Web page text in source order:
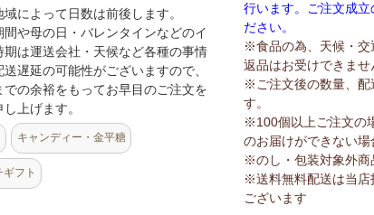
によって日数は前後します。
や母の日・バレンタインなどのイ
期は運送会社・天候など各種の事情
送遅延の可能性がございますので、
での余裕をもってお早目のご注文を
上げます。
キャンディー・金平糖
フト
行います。ご注文成立
ださい。
※食品の為、天候・交
返品はお受けできませ
※ご注文後の数量、配
す。
※100個以上ご注文の
のお届けができない
※のし・包装対象外商
※送料無料配送は当店
ございます